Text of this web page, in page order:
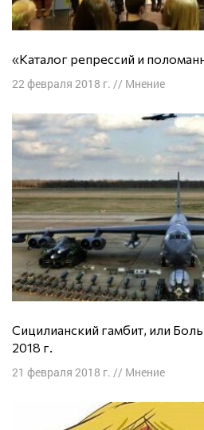
«Каталог репрессий и
22 февраля 2018 г. // Мнение
Сицилианский гамбит, или Большая сделка января
2018 г.
21 февраля 2018 г. // Мнение